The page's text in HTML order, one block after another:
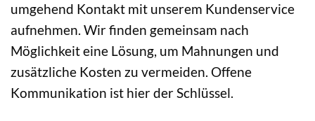
umgehend Kontakt mit unserem Kundenservice
aufnehmen. Wir finden gemeinsam nach
Möglichkeit eine Lösung, um Mahnungen und
zusätzliche Kosten zu vermeiden. Offene
Kommunikation ist hier der Schlüssel.